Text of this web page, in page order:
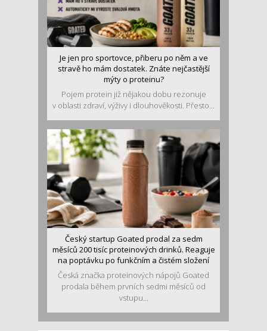
Je jen pro sportovce, přiberu po něm a ve
stravě ho mám dostatek. Znáte nejčastější
mýty o proteinu?
Pojem protein již nějakou dobu rezonuje
v oblasti zdraví, výživy i dlouhověkosti. Přesto...
Český startup Goated prodal za sedm
měsíců 200 tisíc proteinových drinků. Reaguje
na poptávku po funkčním a čistém složení
Česká značka proteinových nápojů Goated
prodala během prvních sedmi měsíců od
vstupu...